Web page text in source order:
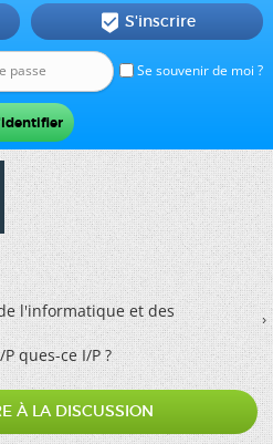
Se souvenir de moi ?
 S'inscrire
l'informatique et des
P ques-ce I/P ?
À LA DISCUSSION